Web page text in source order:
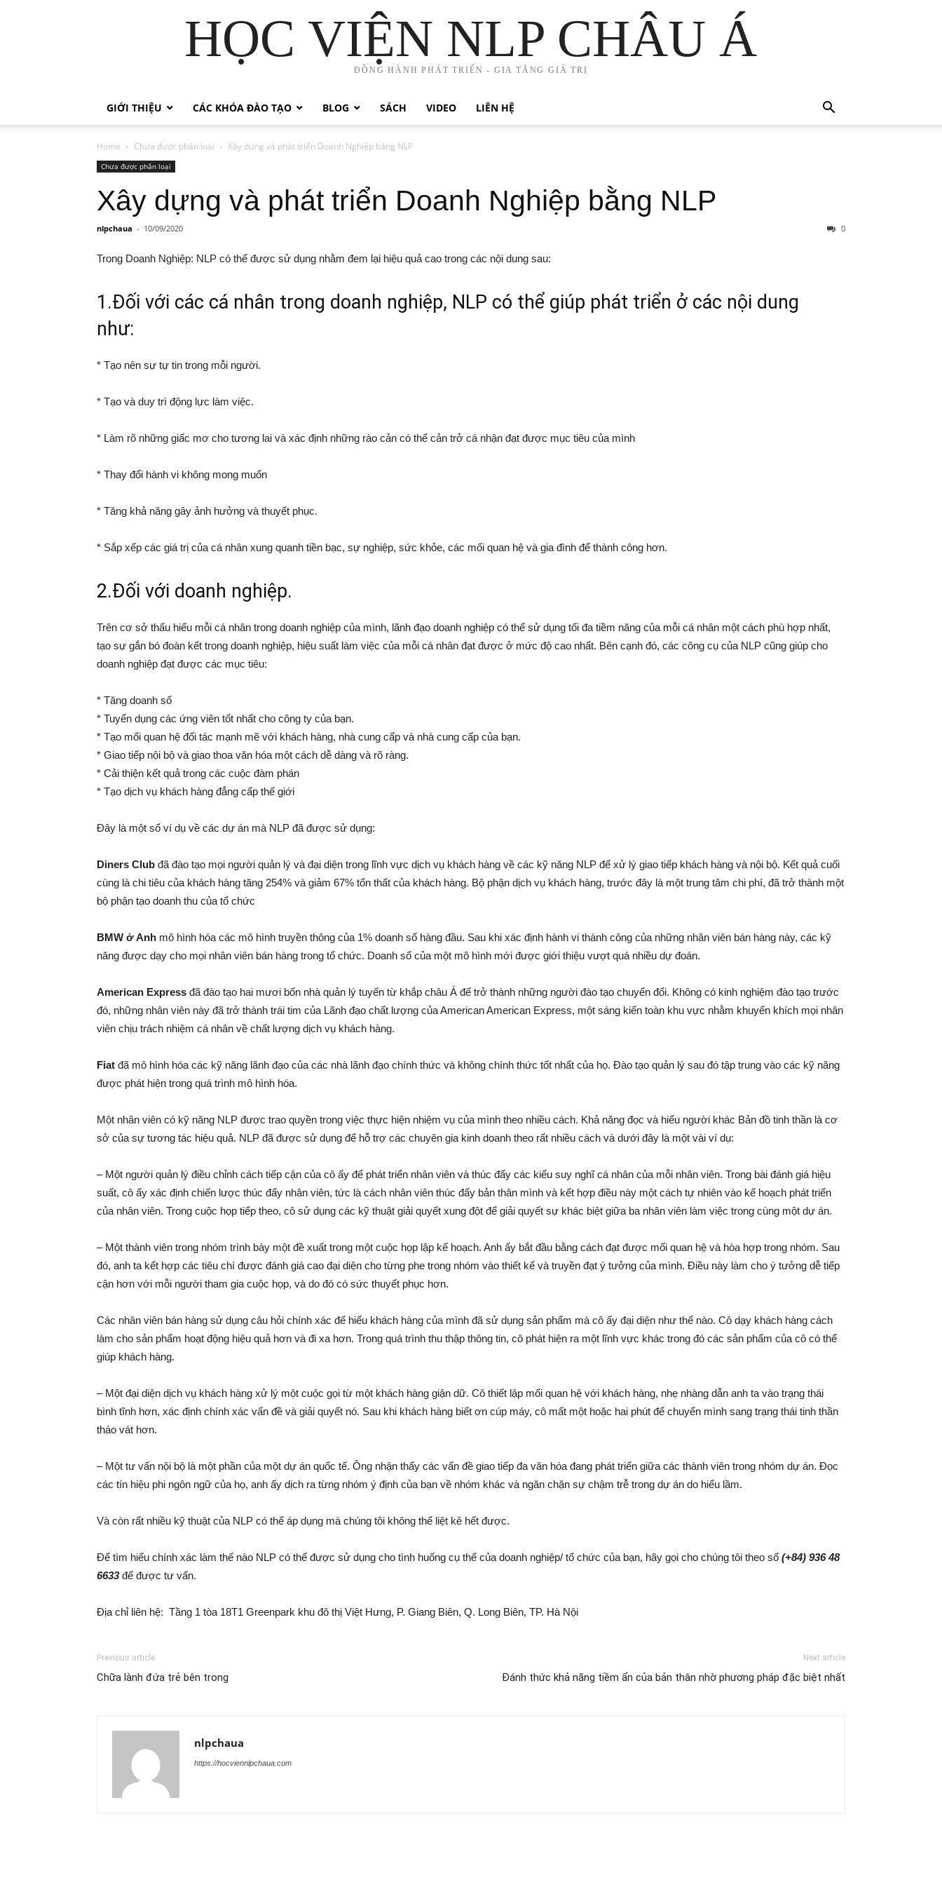
HỌC VIỆN NLP CHÂU Á
ĐỒNG HÀNH PHÁT TRIỂN - GIA TĂNG GIÁ TRỊ
GIỚI THIỆU CÁC KHÓA ĐÀO TẠO BLOG SÁCH VIDEO LIÊN HỆ
Home Chưa được phân loại Xây dựng và phát triển Doanh Nghiệp bằng NLP
Chưa được phân loại
Xây dựng và phát triển Doanh Nghiệp bằng NLP
nlpchaua - 10/09/2020 0
Trong Doanh Nghiệp: NLP có thể được sử dụng nhằm đem lại hiệu quả cao trong các nội dung sau:
1.Đối với các cá nhân trong doanh nghiệp, NLP có thể giúp phát triển ở các nội dung
như:
* Tạo nên sự tự tin trong mỗi người.
* Tạo và duy trì động lực làm việc.
* Làm rõ những giấc mơ cho tương lai và xác định những rào cản có thể cản trở cá nhận đạt được mục tiêu của mình
* Thay đổi hành vi không mong muốn
* Tăng khả năng gây ảnh hưởng và thuyết phục.
* Sắp xếp các giá trị của cá nhân xung quanh tiền bạc, sự nghiệp, sức khỏe, các mối quan hệ và gia đình để thành công hơn.
2.Đối với doanh nghiệp.
Trên cơ sở thấu hiểu mỗi cá nhân trong doanh nghiệp của mình, lãnh đạo doanh nghiệp có thể sử dụng tối đa tiềm năng của mỗi cá nhân một cách phù hợp nhất,
tạo sự gắn bó đoàn kết trong doanh nghiệp, hiệu suất làm việc của mỗi cá nhân đạt được ở mức độ cao nhất. Bên cạnh đó, các công cụ của NLP cũng giúp cho
doanh nghiệp đạt được các mục tiêu:
* Tăng doanh số
* Tuyển dụng các ứng viên tốt nhất cho công ty của bạn.
* Tạo mối quan hệ đối tác mạnh mẽ với khách hàng, nhà cung cấp và nhà cung cấp của bạn.
* Giao tiếp nội bộ và giao thoa văn hóa một cách dễ dàng và rõ ràng.
* Cải thiện kết quả trong các cuộc đàm phán
* Tạo dịch vụ khách hàng đẳng cấp thế giới
Đây là một số ví dụ về các dự án mà NLP đã được sử dụng:
Diners Club đã đào tạo mọi người quản lý và đại diện trong lĩnh vực dịch vụ khách hàng về các kỹ năng NLP để xử lý giao tiếp khách hàng và nội bộ. Kết quả cuối
cùng là chi tiêu của khách hàng tăng 254% và giảm 67% tổn thất của khách hàng. Bộ phận dịch vụ khách hàng, trước đây là một trung tâm chi phí, đã trở thành một
bộ phận tạo doanh thu của tổ chức
BMW ở Anh mô hình hóa các mô hình truyền thông của 1% doanh số hàng đầu. Sau khi xác định hành vi thành công của những nhân viên bán hàng này, các kỹ
năng được dạy cho mọi nhân viên bán hàng trong tổ chức. Doanh số của một mô hình mới được giới thiệu vượt quá nhiều dự đoán.
American Express đã đào tạo hai mươi bốn nhà quản lý tuyến từ khắp châu Á để trở thành những người đào tạo chuyển đổi. Không có kinh nghiệm đào tạo trước
đó, những nhân viên này đã trở thành trái tim của Lãnh đạo chất lượng của American American Express, một sáng kiến ​​toàn khu vực nhằm khuyến khích mọi nhân
viên chịu trách nhiệm cá nhân về chất lượng dịch vụ khách hàng.
Fiat đã mô hình hóa các kỹ năng lãnh đạo của các nhà lãnh đạo chính thức và không chính thức tốt nhất của họ. Đào tạo quản lý sau đó tập trung vào các kỹ năng
được phát hiện trong quá trình mô hình hóa.
Một nhân viên có kỹ năng NLP được trao quyền trong việc thực hiện nhiệm vụ của mình theo nhiều cách. Khả năng đọc và hiểu người khác Bản đồ tinh thần là cơ
sở của sự tương tác hiệu quả. NLP đã được sử dụng để hỗ trợ các chuyên gia kinh doanh theo rất nhiều cách và dưới đây là một vài ví dụ:
– Một người quản lý điều chỉnh cách tiếp cận của cô ấy để phát triển nhân viên và thúc đẩy các kiểu suy nghĩ cá nhân của mỗi nhân viên. Trong bài đánh giá hiệu
suất, cô ấy xác định chiến lược thúc đẩy nhân viên, tức là cách nhân viên thúc đẩy bản thân mình và kết hợp điều này một cách tự nhiên vào kế hoạch phát triển
của nhân viên. Trong cuộc họp tiếp theo, cô sử dụng các kỹ thuật giải quyết xung đột để giải quyết sự khác biệt giữa ba nhân viên làm việc trong cùng một dự án.
– Một thành viên trong nhóm trình bày một đề xuất trong một cuộc họp lập kế hoạch. Anh ấy bắt đầu bằng cách đạt được mối quan hệ và hòa hợp trong nhóm. Sau
đó, anh ta kết hợp các tiêu chí được đánh giá cao đại diện cho từng phe trong nhóm vào thiết kế và truyền đạt ý tưởng của mình. Điều này làm cho ý tưởng dễ tiếp
cận hơn với mỗi người tham gia cuộc họp, và do đó có sức thuyết phục hơn.
Các nhân viên bán hàng sử dụng câu hỏi chính xác để hiểu khách hàng của mình đã sử dụng sản phẩm mà cô ấy đại diện như thế nào. Cô dạy khách hàng cách
làm cho sản phẩm hoạt động hiệu quả hơn và đi xa hơn. Trong quá trình thu thập thông tin, cô phát hiện ra một lĩnh vực khác trong đó các sản phẩm của cô có thể
giúp khách hàng.
– Một đại diện dịch vụ khách hàng xử lý một cuộc gọi từ một khách hàng giận dữ. Cô thiết lập mối quan hệ với khách hàng, nhẹ nhàng dẫn anh ta vào trạng thái
bình tĩnh hơn, xác định chính xác vấn đề và giải quyết nó. Sau khi khách hàng biết ơn cúp máy, cô mất một hoặc hai phút để chuyển mình sang trạng thái tinh thần
tháo vát hơn.
– Một tư vấn nội bộ là một phần của một dự án quốc tế. Ông nhận thấy các vấn đề giao tiếp đa văn hóa đang phát triển giữa các thành viên trong nhóm dự án. Đọc
các tín hiệu phi ngôn ngữ của họ, anh ấy dịch ra từng nhóm ý định của bạn về nhóm khác và ngăn chặn sự chậm trễ trong dự án do hiểu lầm.
Và còn rất nhiều kỹ thuật của NLP có thể áp dụng mà chúng tôi không thể liệt kê hết được.
Để tìm hiểu chính xác làm thế nào NLP có thể được sử dụng cho tình huống cụ thể của doanh nghiệp/ tổ chức của bạn, hãy gọi cho chúng tôi theo số (+84) 936 48
6633để được tư vấn.
Địa chỉ liên hệ: Tầng 1 tòa 18T1 Greenpark khu đô thị Việt Hưng, P. Giang Biên, Q. Long Biên, TP. Hà Nội
Previous article
Chữa lành đứa trẻ bên trong
Next article
Đánh thức khả năng tiềm ẩn của bản thân nhờ phương pháp đặc biệt nhất
nlpchaua
https://hocviennlpchaua.com